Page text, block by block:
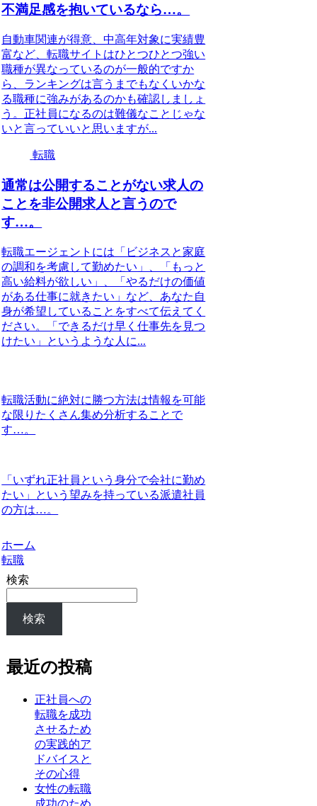
不満足感を抱いているなら…。
自動車関連が得意、中高年対象に実績豊
富など、転職サイトはひとつひとつ強い
職種が異なっているのが一般的ですか
ら、ランキングは言うまでもなくいかな
る職種に強みがあるのかも確認しましょ
う。正社員になるのは難儀なことじゃな
いと言っていいと思いますが...
転職
通常は公開することがない求人の
ことを非公開求人と言うので
す…。
転職エージェントには「ビジネスと家庭
の調和を考慮して勤めたい」、「もっと
高い給料が欲しい」、「やるだけの価値
がある仕事に就きたい」など、あなた自
身が希望していることをすべて伝えてく
ださい。「できるだけ早く仕事先を見つ
けたい」というような人に...
転職活動に絶対に勝つ方法は情報を可能
な限りたくさん集め分析することで
す…。
「いずれ正社員という身分で会社に勤め
たい」という望みを持っている派遣社員
の方は…。
ホーム
転職
検索
検索
最近の投稿
正社員への
転職を成功
させるため
の実践的ア
ドバイスと
その心得
女性の転職
成功のため